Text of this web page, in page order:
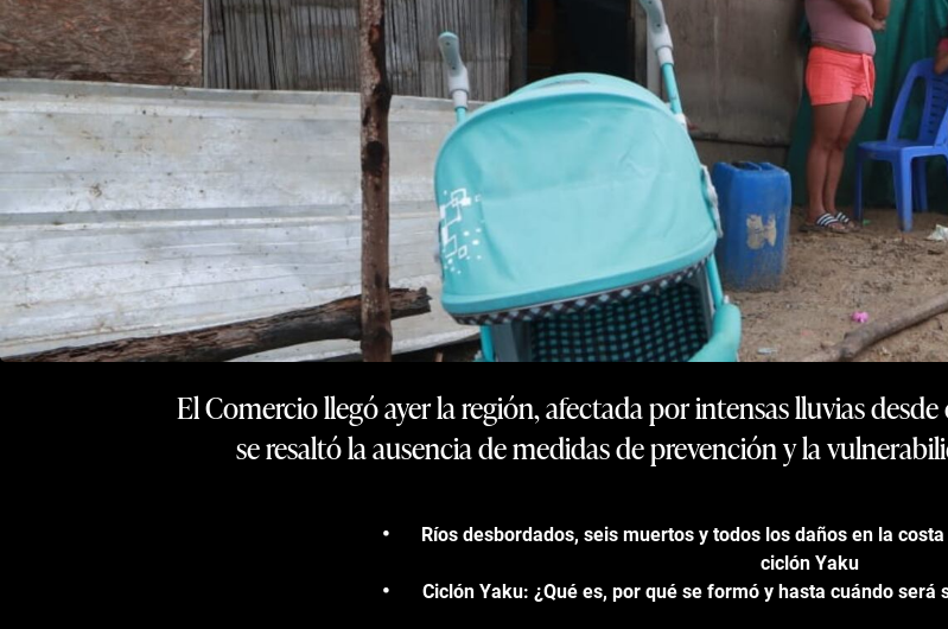
El Comercio llegó ayer la región, afectada por intensas lluvias
se resaltó la ausencia de medidas de prevención y la
Ríos desbordados, seis muertos y todos los daños en la
ciclón Yaku
Ciclón Yaku: ¿Qué es, por qué se formó y hasta cuándo será